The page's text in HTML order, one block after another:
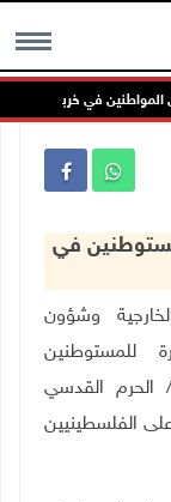
MENUفي خربة الحمة
في
الخارجية وشؤون
للمستوطنين
الحرم القدسي
الفلسطينيين